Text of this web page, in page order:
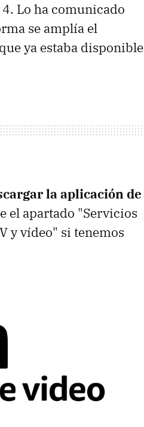
Lo ha comunicado
se amplía el
ya estaba disponible
la aplicación de
el apartado "Servicios
y vídeo" si tenemos